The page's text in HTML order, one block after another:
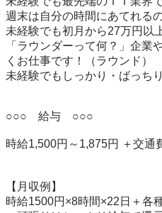
週末は自分の時間にあてれる
未経験でも初月から27万円以
「ラウンダーって何？」企業
くお仕事です！（ラウンド）
未経験でもしっかり・ばっち
○○○　給与　○○○
時給1,500円～1,875円 ＋交通
⇒週払い
【月収例】
時給1500円×8時間×22日＋各